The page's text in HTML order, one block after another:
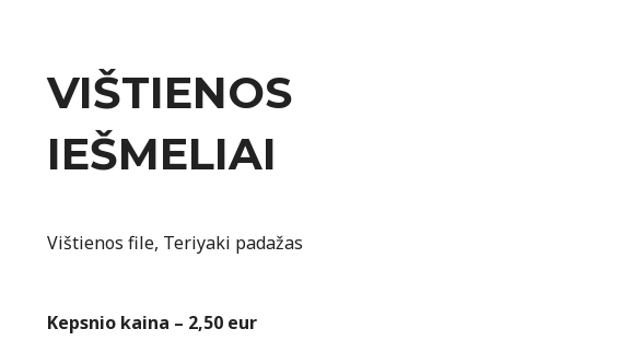
VIŠTIENOS
IEŠMELIAI
Vištienos file, Teriyaki padažas
Kepsnio kaina – 2,50 eur